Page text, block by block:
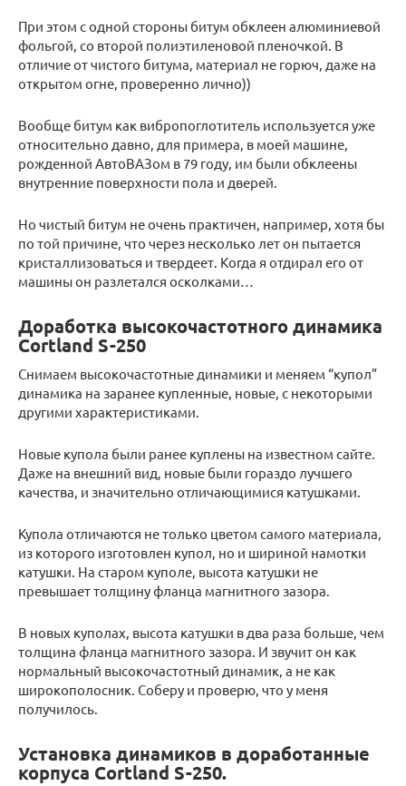
При этом с одной стороны битум обклеен алюминиевой
фольгой, со второй полиэтиленовой пленочкой. В
отличие от чистого битума, материал не горюч, даже на
открытом огне, проверенно лично))
Вообще битум как вибропоглотитель используется уже
относительно давно, для примера, в моей машине,
рожденной АвтоВАЗом в 79 году, им были обклеены
внутренние поверхности пола и дверей.
Но чистый битум не очень практичен, например, хотя бы
по той причине, что через несколько лет он пытается
кристаллизоваться и твердеет. Когда я отдирал его от
машины он разлетался осколками…
Доработка высокочастотного динамика
Cortland S-250
Снимаем высокочастотные динамики и меняем “купол”
динамика на заранее купленные, новые, с некоторыми
другими характеристиками.
Новые купола были ранее куплены на известном сайте.
Даже на внешний вид, новые были гораздо лучшего
качества, и значительно отличающимися катушками.
Купола отличаются не только цветом самого материала,
из которого изготовлен купол, но и шириной намотки
катушки. На старом куполе, высота катушки не
превышает толщину фланца магнитного зазора.
В новых куполах, высота катушки в два раза больше, чем
толщина фланца магнитного зазора. И звучит он как
нормальный высокочастотный динамик, а не как
широкополосник. Соберу и проверю, что у меня
получилось.
Установка динамиков в доработанные
корпуса Cortland S-250.